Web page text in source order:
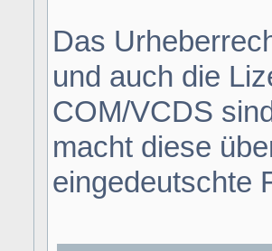
Das
und auch die
COM/VCDS
macht diese
eingedeutschte